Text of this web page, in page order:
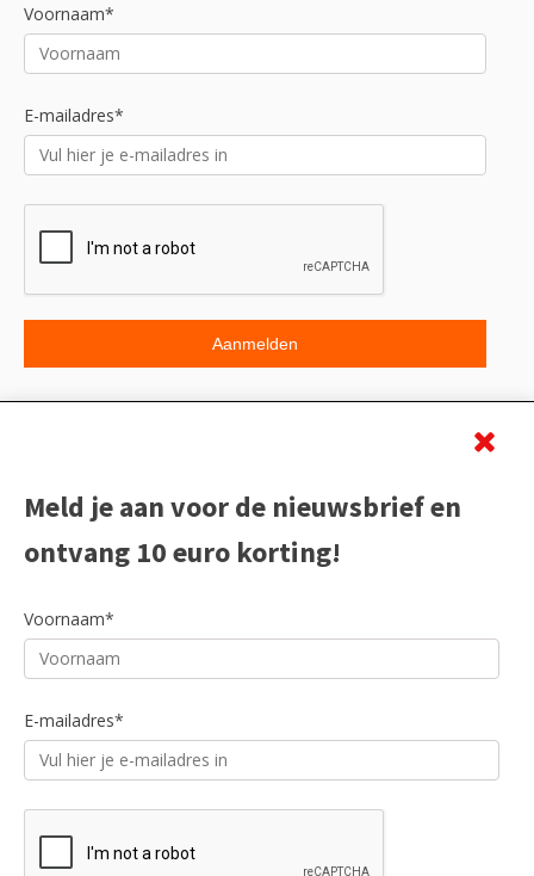
Voornaam*
E-mailadres*
Meld je aan voor de nieuwsbrief en
ontvang 10 euro korting!
Voornaam*
E-mailadres*